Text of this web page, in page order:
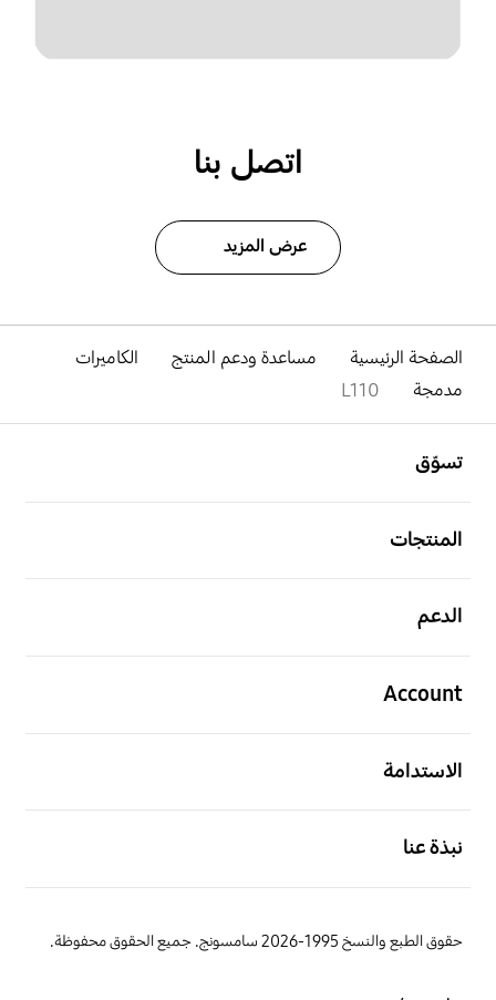
اتصل بنا
عرض المزيد
الصفحة الرئيسية مساعدة ودعم المنتج
الكاميرات
مدمجة
L110
تسوّق
المنتجات
الدعم
Account
الاستدامة
نبذة عنا
حقوق الطبع والنسخ 1995-2026 سامسونج. جميع الحقوق محفوظة.